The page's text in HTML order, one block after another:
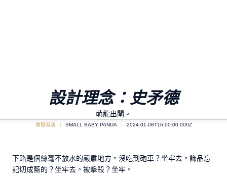
設計理念：史矛德
萌龍出閘。
開發幕後 SMALL BABY PANDA 2024-01-08T16:00:00.000Z
下路是個絲毫不放水的嚴肅地方。沒吃到砲車？坐牢去。飾品忘
記切成藍的？坐牢去。被擊殺？坐牢。